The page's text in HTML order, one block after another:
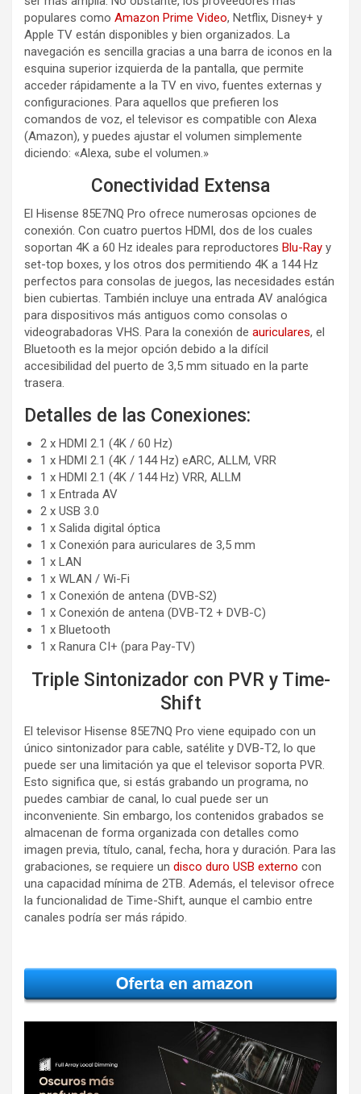
populares como Amazon Prime Video, Netflix, Disney+ y
Apple TV están disponibles y bien organizados. La
navegación es sencilla gracias a una barra de iconos en la
esquina superior izquierda de la pantalla, que permite
acceder rápidamente a la TV en vivo, fuentes externas y
configuraciones. Para aquellos que prefieren los
comandos de voz, el televisor es compatible con Alexa
(Amazon), y puedes ajustar el volumen simplemente
diciendo: «Alexa, sube el volumen.»
Conectividad Extensa
El Hisense 85E7NQ Pro ofrece numerosas opciones de
conexión. Con cuatro puertos HDMI, dos de los cuales
soportan 4K a 60 Hz ideales para reproductores Blu-Ray y
set-top boxes, y los otros dos permitiendo 4K a 144 Hz
perfectos para consolas de juegos, las necesidades están
bien cubiertas. También incluye una entrada AV analógica
para dispositivos más antiguos como consolas o
videograbadoras VHS. Para la conexión de auriculares, el
Bluetooth es la mejor opción debido a la difícil
accesibilidad del puerto de 3,5 mm situado en la parte
trasera.
Detalles de las Conexiones:
2 x HDMI 2.1 (4K / 60 Hz)
1 x HDMI 2.1 (4K / 144 Hz) eARC, ALLM, VRR
1 x HDMI 2.1 (4K / 144 Hz) VRR, ALLM
1 x Entrada AV
2 x USB 3.0
1 x Salida digital óptica
1 x Conexión para auriculares de 3,5 mm
1 x LAN
1 x WLAN / Wi-Fi
1 x Conexión de antena (DVB-S2)
1 x Conexión de antena (DVB-T2 + DVB-C)
1 x Bluetooth
1 x Ranura CI+ (para Pay-TV)
Triple Sintonizador con PVR y Time-
Shift
El televisor Hisense 85E7NQ Pro viene equipado con un
único sintonizador para cable, satélite y DVB-T2, lo que
puede ser una limitación ya que el televisor soporta PVR.
Esto significa que, si estás grabando un programa, no
puedes cambiar de canal, lo cual puede ser un
inconveniente. Sin embargo, los contenidos grabados se
almacenan de forma organizada con detalles como
imagen previa, título, canal, fecha, hora y duración. Para las
grabaciones, se requiere un disco duro USB externo con
una capacidad mínima de 2TB. Además, el televisor ofrece
la funcionalidad de Time-Shift, aunque el cambio entre
canales podría ser más rápido.